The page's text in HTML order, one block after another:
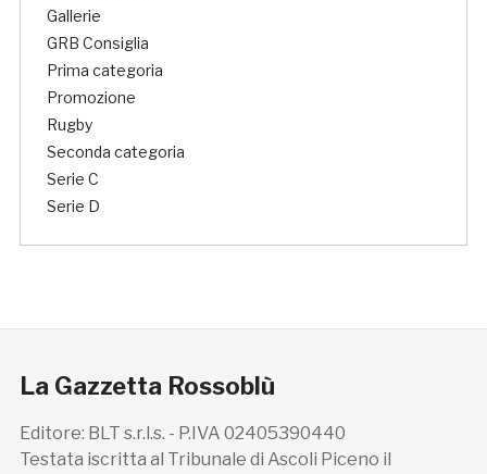
Gallerie
GRB Consiglia
Prima categoria
Promozione
Rugby
Seconda categoria
Serie C
Serie D
La Gazzetta Rossoblù
Editore: BLT s.r.l.s. - P.IVA 02405390440
Testata iscritta al Tribunale di Ascoli Piceno il